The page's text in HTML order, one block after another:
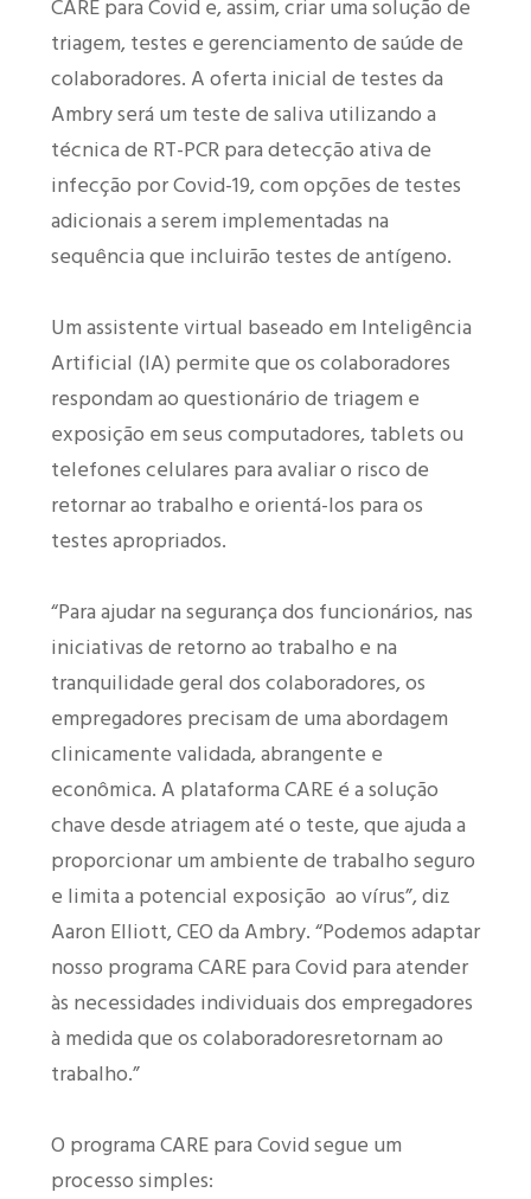
CARE para Covid e, assim, criar uma solução de
triagem, testes e gerenciamento de saúde de
colaboradores. A oferta inicial de testes da
Ambry será um teste de saliva utilizando a
técnica de RT-PCR para detecção ativa de
infecção por Covid-19, com opções de testes
adicionais a serem implementadas na
sequência que incluirão testes de antígeno.
Um assistente virtual baseado em Inteligência
Artificial (IA) permite que os colaboradores
respondam ao questionário de triagem e
exposição em seus computadores, tablets ou
telefones celulares para avaliar o risco de
retornar ao trabalho e orientá-los para os
testes apropriados.
“Para ajudar na segurança dos funcionários, nas
iniciativas de retorno ao trabalho e na
tranquilidade geral dos colaboradores, os
empregadores precisam de uma abordagem
clinicamente validada, abrangente e
econômica. A plataforma CARE é a solução
chave desde atriagem até o teste, que ajuda a
proporcionar um ambiente de trabalho seguro
e limita a potencial exposição ao vírus”, diz
Aaron Elliott, CEO da Ambry. “Podemos adaptar
nosso programa CARE para Covid para atender
às necessidades individuais dos empregadores
à medida que os colaboradoresretornam ao
trabalho.”
O programa CARE para Covid segue um
processo simples: